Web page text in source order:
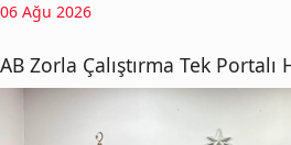
06 Ağu 2026
AB Zorla Çalıştırma Tek Portalı